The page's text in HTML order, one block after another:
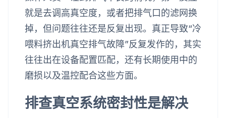
就是去调高真空度，或者把排气口的滤网换
掉，但问题往往还是反复出现。真正导致“冷
喂料挤出机真空排气故障”反复发作的，其实
往往出在设备配置匹配，还有长期使用中的
磨损以及温控配合这些方面。
排查真空系统密封性是解决